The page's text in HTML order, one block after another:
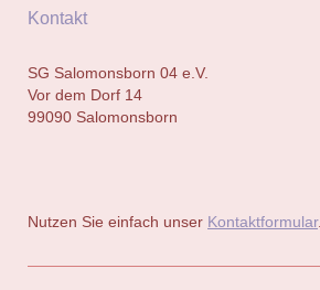
Kontakt
SG Salomonsborn 04 e.V.
Vor dem Dorf 14
99090 Salomonsborn
Nutzen Sie einfach unser Kontaktformular.